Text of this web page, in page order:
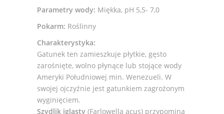
Parametry wody: Miękka, pH 5,5- 7,0
Pokarm: Roślinny
Charakterystyka:
Gatunek ten zamieszkuje płytkie, gęsto
zarośnięte, wolno płynące lub stojące wody
Ameryki Południowej min. Wenezueli. W
swojej ojczyźnie jest gatunkiem zagrożonym
wyginięciem.
Szydlik iglasty (Farlowella acus) przypomina